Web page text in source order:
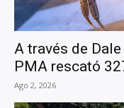
A través de
PMA rescató
Ago 2, 2026